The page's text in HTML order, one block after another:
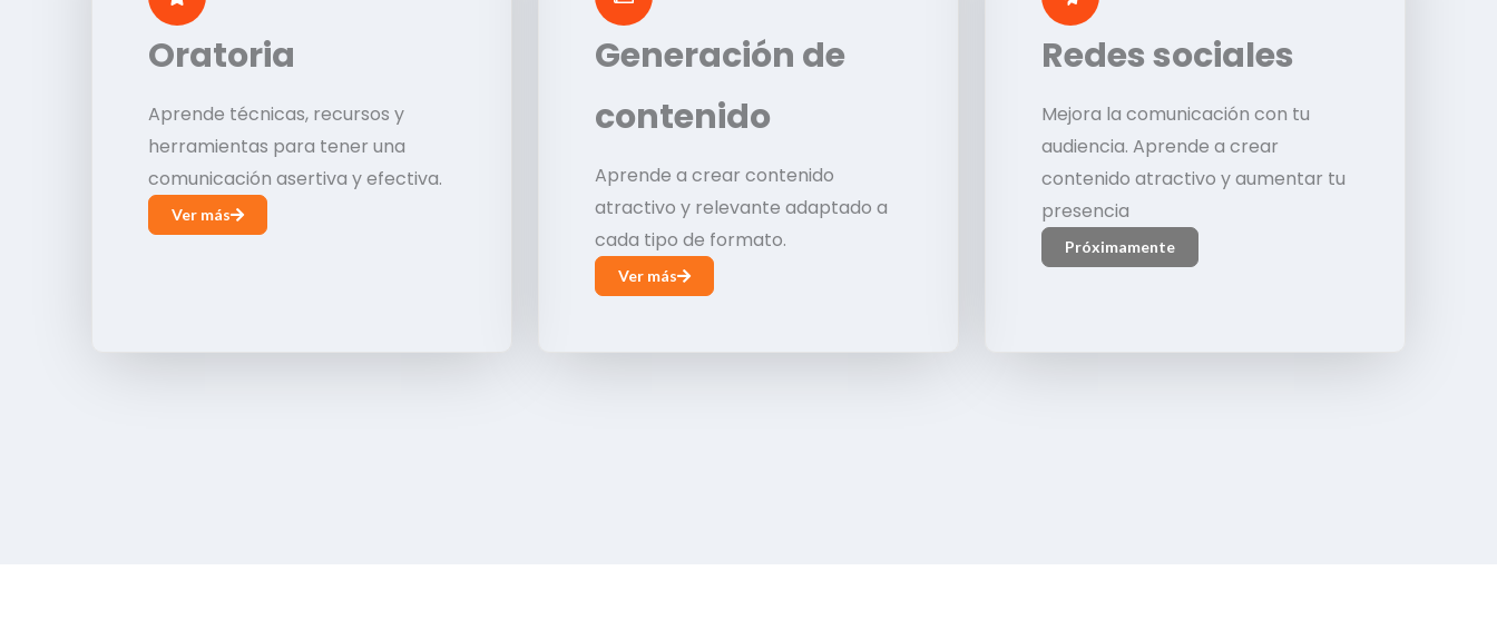
Oratoria
Aprende técnicas, recursos y
herramientas para tener una
comunicación asertiva y efectiva.
Ver más
Generación de
contenido
Aprende a crear contenido
atractivo y relevante adaptado a
cada tipo de formato.
Ver más
Redes sociales
Mejora la comunicación con tu
audiencia. Aprende a crear
contenido atractivo y aumentar tu
presencia
Próximamente